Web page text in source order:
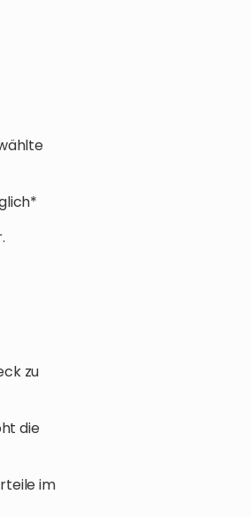
zu
die
im